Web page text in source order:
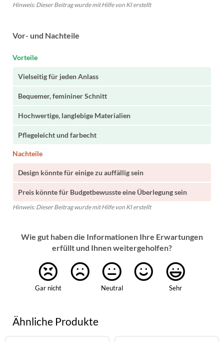
Hinweis: Dieser Beitrag wurde mit Hilfe von KI erstellt
Vor- und Nachteile
Vorteile
Vielseitig für jeden Anlass
Bequemer, femininer Schnitt
Hochwertige, langlebige Materialien
Pflegeleicht und farbecht
Nachteile
Design könnte für einige zu auffällig sein
Preis könnte für Budgetbewusste eine Überlegung sein
Hinweis: Dieser Beitrag wurde mit Hilfe von KI erstellt
Wie gut haben die Informationen Ihre Erwartungen
erfüllt und Ihnen weitergeholfen?
Gar nicht Neutral Sehr
Ähnliche Produkte